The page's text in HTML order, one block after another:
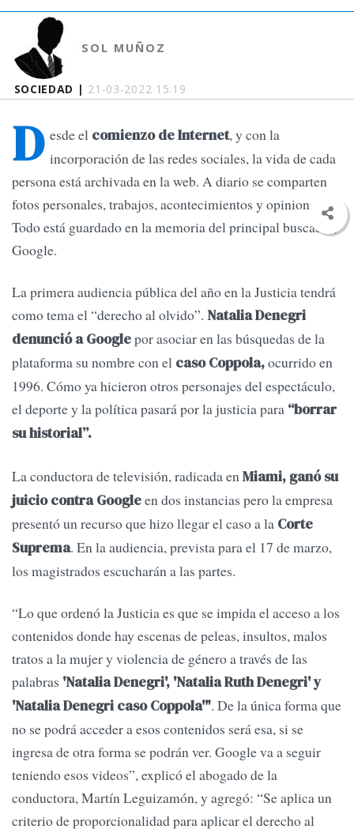
SOCIEDAD | 21-03-2022 15:19
SOL MUÑOZ
D esde el comienzo de Internet, y con la
incorporación de las redes sociales, la vida de cada
persona está archivada en la web. A diario se comparten
fotos personales, trabajos, acontecimientos y opiniones.
Todo está guardado en la memoria del principal buscador,
Google.
La primera audiencia pública del año en la Justicia tendrá
como tema el “derecho al olvido”. Natalia Denegri
denunció a Googlepor asociar en las búsquedas de la
plataforma su nombre con el caso Coppola,ocurrido en
1996. Cómo ya hicieron otros personajes del espectáculo,
el deporte y la política pasará por la justicia para “borrar
su historial”.
La conductora de televisión, radicada enMiami, ganó su
juicio contra Googleen dos instancias pero la empresa
presentó un recurso que hizo llegar el caso a la Corte
Suprema. En la audiencia, prevista para el 17 de marzo,
los magistrados escucharán a las partes.
“Lo que ordenó la Justicia es que se impida el acceso a los
contenidos donde hay escenas de peleas, insultos, malos
tratos a la mujer y violencia de género a través de las
palabras 'Natalia Denegri', 'Natalia Ruth Denegri' y
'Natalia Denegri caso Coppola'". De la única forma que
no se podrá acceder a esos contenidos será esa, si se
ingresa de otra forma se podrán ver. Google va a seguir
teniendo esos videos”, explicó el abogado de la
conductora, Martín Leguizamón, y agregó: “Se aplica un
criterio de proporcionalidad para aplicar el derecho al